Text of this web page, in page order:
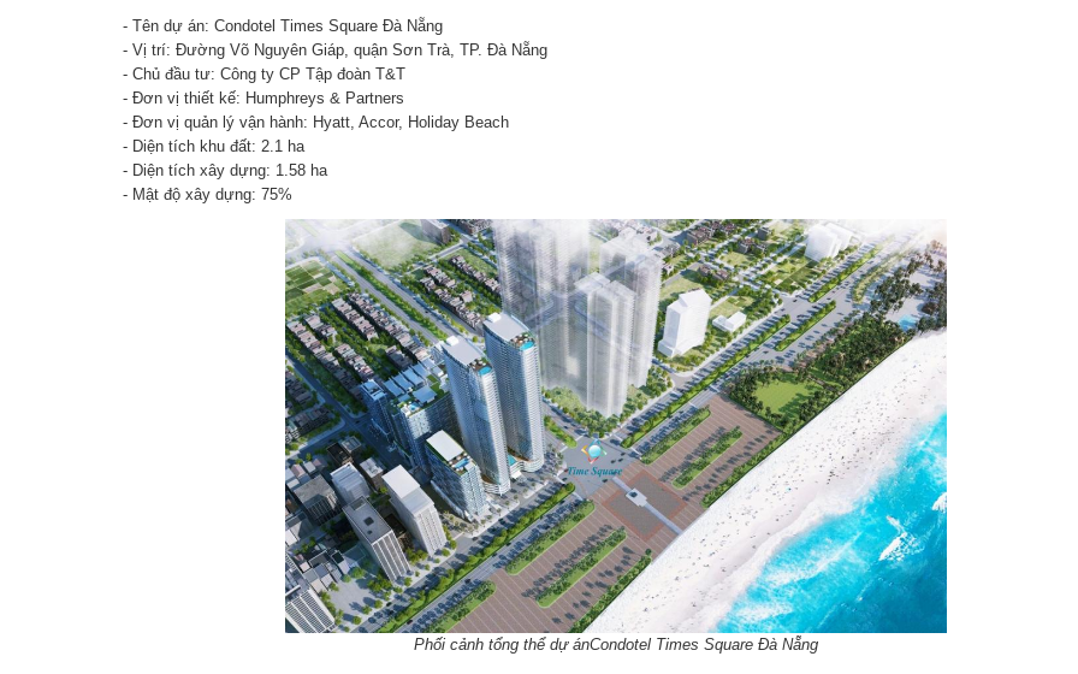
- Tên dự án: Condotel Times Square Đà Nẵng
- Vị trí: Đường Võ Nguyên Giáp, quận Sơn Trà, TP. Đà Nẵng
- Chủ đầu tư: Công ty CP Tập đoàn T&T
- Đơn vị thiết kế: Humphreys & Partners
- Đơn vị quản lý vận hành: Hyatt, Accor, Holiday Beach
- Diện tích khu đất: 2.1 ha
- Diện tích xây dựng: 1.58 ha
- Mật độ xây dựng: 75%
Phối cảnh tổng thể dự ánCondotel Times Square Đà Nẵng